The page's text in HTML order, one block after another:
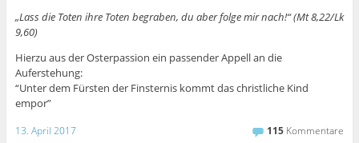
„Lass die Toten ihre Toten begraben, du aber folge mir nach!“ (Mt 8,22/Lk
9,60)
Hierzu aus der Osterpassion ein passender Appell an die
Auferstehung:
“Unter dem Fürsten der Finsternis kommt das christliche Kind
empor”
13. April 2017 115 Kommentare